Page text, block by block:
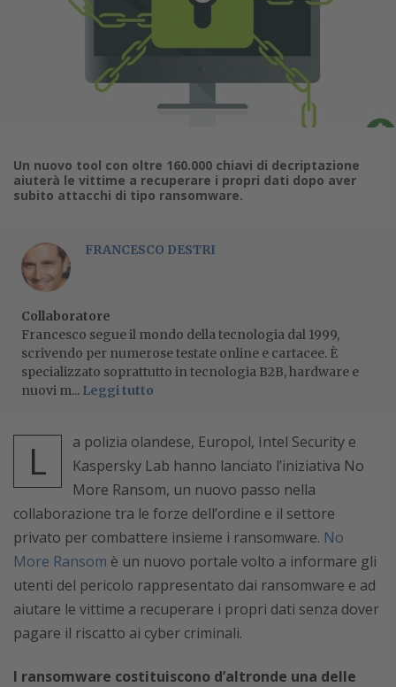
Un nuovo tool con oltre 160.000 chiavi di decriptazione
aiuterà le vittime a recuperare i propri dati dopo aver
subito attacchi di tipo ransomware.
FRANCESCO DESTRI
Collaboratore
Francesco segue il mondo della tecnologia dal 1999,
scrivendo per numerose testate online e cartacee. È
specializzato soprattutto in tecnologia B2B, hardware e
nuovi m... Leggi tutto
L
a polizia olandese, Europol, Intel Security e
Kaspersky Lab hanno lanciato l’iniziativa No
More Ransom, un nuovo passo nella
collaborazione tra le forze dell’ordine e il settore
privato per combattere insieme i ransomware. No
More Ransom è un nuovo portale volto a informare gli
utenti del pericolo rappresentato dai ransomware e ad
aiutare le vittime a recuperare i propri dati senza dover
pagare il riscatto ai cyber criminali.
I ransomware costituiscono d’altronde una delle